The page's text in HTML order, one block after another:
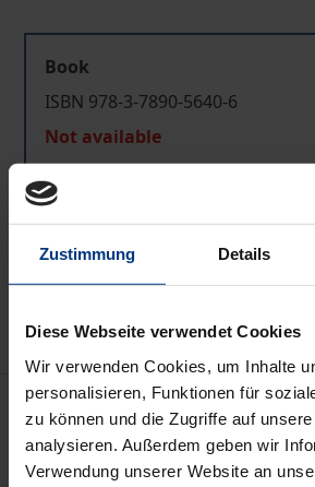
Zustimmung Details
Diese Webseite verwendet Cookies
Wir verwenden Cookies, um Inhalte
personalisieren, Funktionen für
zu können und die Zugriffe auf
analysieren. Außerdem geben wir
Verwendung unserer Website an
Book
ISBN 978-3-7890-5640-6
Not available
Add to Cart
Add to Wish List
Delivery cost notice
Description
In diesem Buch wird zum